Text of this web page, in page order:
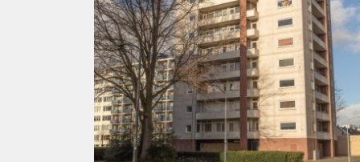
Inkomen eis
3,1 X Maandhuur Bruto
Huurtermijn
Onbepaalde termijn
Oplevering
Kaal